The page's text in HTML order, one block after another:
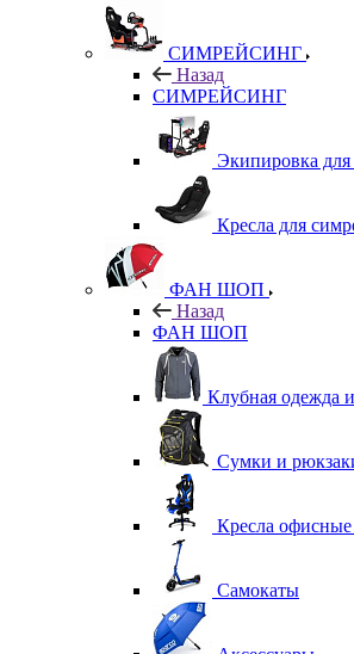
СИМРЕЙСИНГ
Назад
СИМРЕЙСИНГ
Экипировка для
Кресла для
ФАН ШОП
Назад
ФАН ШОП
Клубная одежда
Сумки и
Кресла
Самокаты